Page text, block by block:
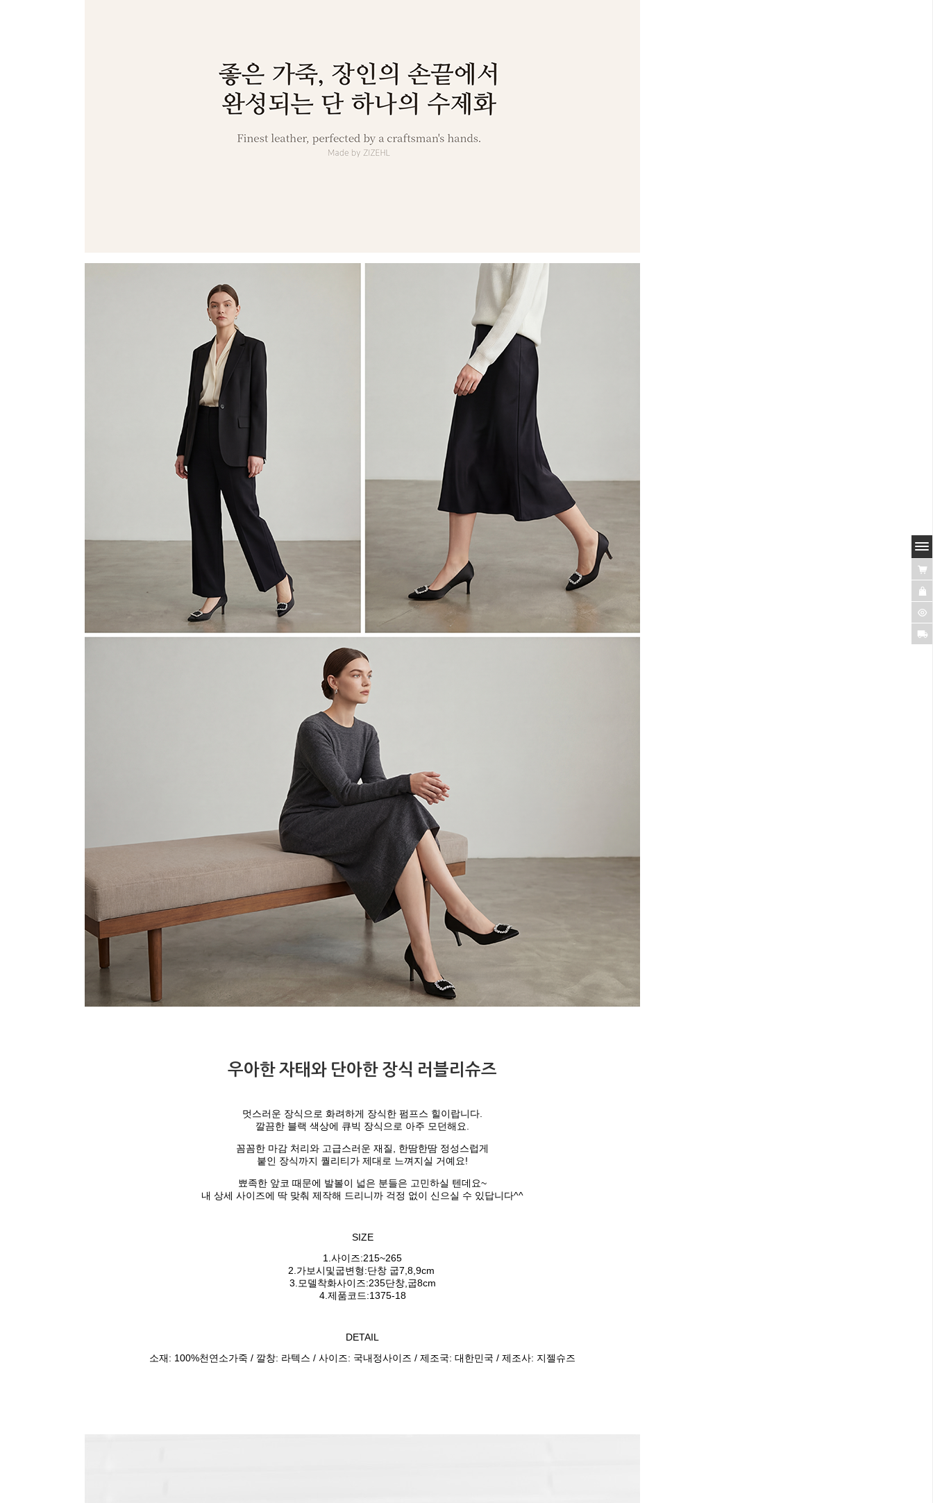
우아한 자태와 단아한 장식 러블리슈즈
멋스러운 장식으로 화려하게 장식한 펌프스 힐이랍니다.
깔끔한 블랙 색상에 큐빅 장식으로 아주 모던해요.
꼼꼼한 마감 처리와 고급스러운 재질, 한땀한땀 정성스럽게
붙인 장식까지 퀄리티가 제대로 느껴지실 거예요!
뾰족한 앞코 때문에 발볼이 넓은 분들은 고민하실 텐데요~
내 상세 사이즈에 딱 맞춰 제작해 드리니까 걱정 없이 신으실 수 있답니다^^
SIZE
1.사이즈:215~265
2.가보시및굽변형:단창 굽7,8,9cm
3.모델착화사이즈:235단창,굽8cm
4.제품코드:1375-18
DETAIL
소재: 100%천연소가죽 / 깔창: 라텍스 / 사이즈: 국내정사이즈 / 제조국: 대한민국 / 제조사: 지젤슈즈